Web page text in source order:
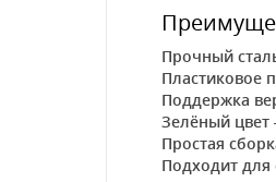
Прочный
Пластиковое
Поддержка
Зелёный цвет
Простая
Подходит для